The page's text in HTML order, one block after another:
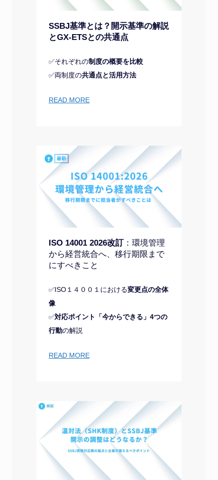
SSBJ基準とは？開示基準の解説
とGX-ETSとの共通点
✅それぞれの制度の概要を比較
✅両制度の共通点と活用方法
READ MORE
ISO 14001 2026改訂：環境管理
から経営統合へ、移行期限まで
にすべきこと
✅ISO１４００１における変更点の全体
像
✅対応ポイント「今からできる」4つの
行動の解説
READ MORE